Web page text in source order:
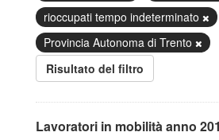
rioccupati tempo indeterminato
Provincia Autonoma di Trento
Risultato del filtro
Lavoratori in mobilità anno